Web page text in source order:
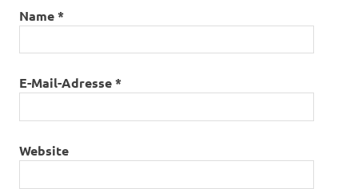
Name*
E-Mail-Adresse*
Website